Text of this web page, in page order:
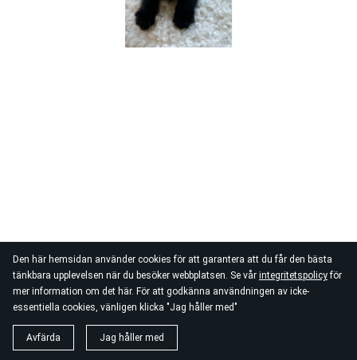
Den här hemsidan använder cookies för att garantera att du får den bästa
tänkbara upplevelsen när du besöker webbplatsen. Se vår integritetspolicyför
mer information om det här. För att godkänna användningen av icke-
essentiella cookies, vänligen klicka "Jag håller med"
Avfärda Jag håller med